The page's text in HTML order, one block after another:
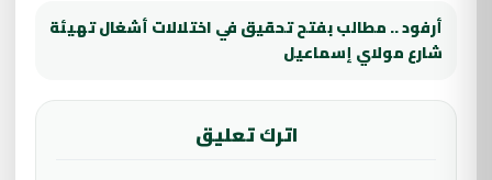
أرفود .. مطالب بفتح تحقيق في اختلالات أشغال تهيئة
شارع مولاي إسماعيل
اترك تعليق